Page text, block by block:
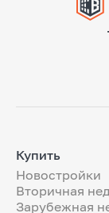
Купить
Новостройки
Вторичная
Зарубежная